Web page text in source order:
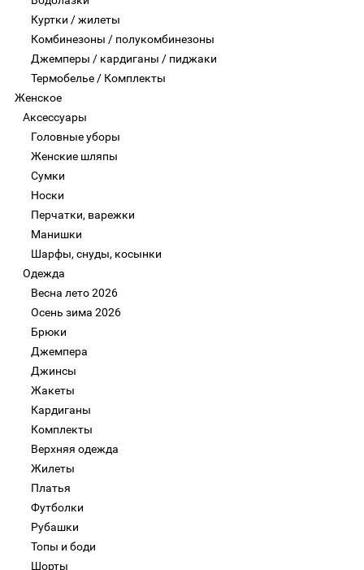
Куртки / жилеты
Комбинезоны / полукомбинезоны
Джемперы / кардиганы / пиджаки
Термобелье / Комплекты
Женское
Аксессуары
Головные уборы
Женские шляпы
Сумки
Носки
Перчатки, варежки
Манишки
Шарфы, снуды, косынки
Одежда
Весна лето 2026
Осень зима 2026
Брюки
Джемпера
Джинсы
Жакеты
Кардиганы
Комплекты
Верхняя одежда
Жилеты
Платья
Футболки
Рубашки
Топы и боди
Шорты